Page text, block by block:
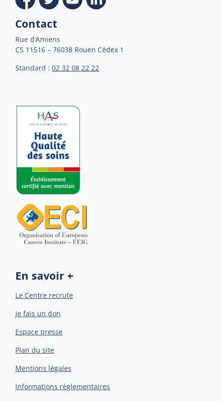
Contact
Rue d’Amiens
CS 11516 – 76038 Rouen Cédex 1
Standard : 02 32 08 22 22
En savoir +
Le Centre recrute
Je fais un don
Espace presse
Plan du site
Mentions légales
Informations règlementaires